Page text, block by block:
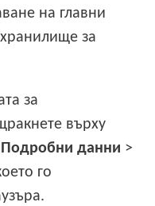
на главни
за
за
върху
Подробни данни >
го